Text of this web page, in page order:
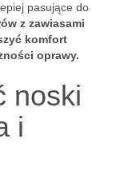
pasujące do
z zawiasami
komfort
oprawy.
noski
i